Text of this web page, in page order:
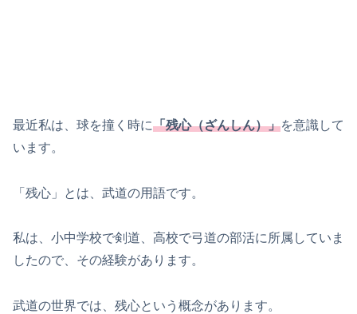
最近私は、球を撞く時に「残心（ざんしん）」を意識して
います。
「残心」とは、武道の用語です。
私は、小中学校で剣道、高校で弓道の部活に所属していま
したので、その経験があります。
武道の世界では、残心という概念があります。